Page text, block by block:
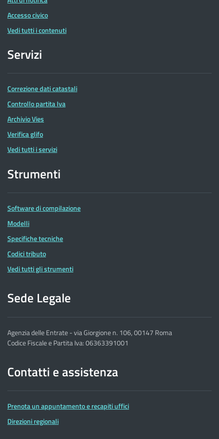
Accesso civico
Vedi tutti i contenuti
Servizi
Correzione dati catastali
Controllo partita Iva
Archivio Vies
Verifica glifo
Vedi tutti i servizi
Strumenti
Software di compilazione
Modelli
Specifiche tecniche
Codici tributo
Vedi tutti gli strumenti
Sede Legale
Agenzia delle Entrate - via Giorgione n. 106, 00147 Roma
Codice Fiscale e Partita Iva: 06363391001
Contatti e assistenza
Prenota un appuntamento e recapiti uffici
Direzioni regionali